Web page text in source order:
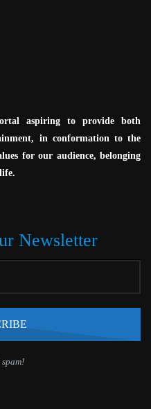
aspiring to provide both
in conformation to the
for our audience, belonging
Newsletter
spam!